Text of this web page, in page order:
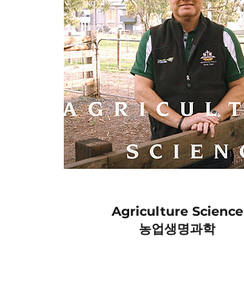
Agriculture Science
​농업생명과학